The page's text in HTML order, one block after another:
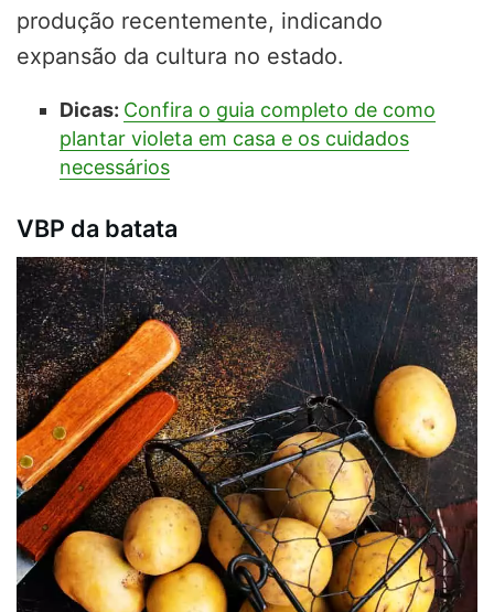
produção recentemente, indicando
expansão da cultura no estado.
Dicas: Confira o guia completo de como
plantar violeta em casa e os cuidados
necessários
VBP da batata